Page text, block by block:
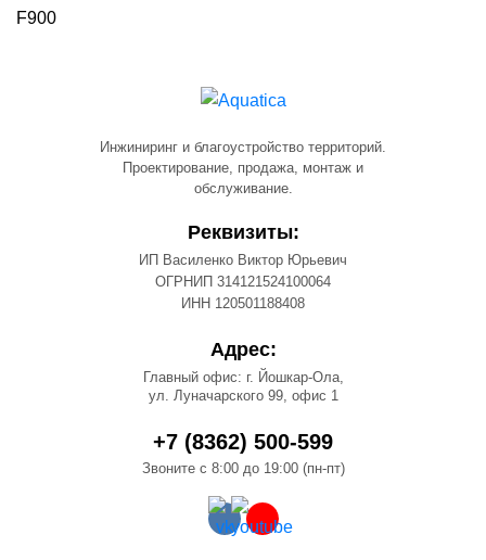
F900
Инжиниринг и благоустройство территорий.
Проектирование, продажа, монтаж и
обслуживание.
Реквизиты:
ИП Василенко Виктор Юрьевич
ОГРНИП 314121524100064
ИНН 120501188408
Адрес:
Главный офис: г. Йошкар-Ола,
ул. Луначарского 99, офис 1
+7 (8362) 500-599
Звоните с 8:00 до 19:00 (пн-пт)